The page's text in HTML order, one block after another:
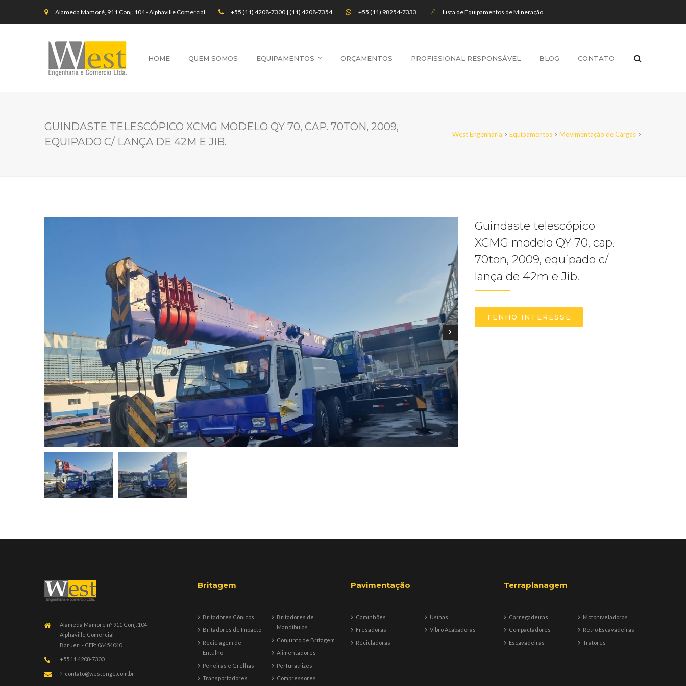
Alameda Mamoré, 911 Conj. 104 - Alphaville Comercial +55 (11) 4208-7300 | (11) 4208-7354 +55 (11) 98254-7333 Lista de Equipamentos de Mineração
HOME QUEM SOMOS EQUIPAMENTOS ORÇAMENTOS PROFISSIONAL RESPONSÁVEL BLOG CONTATO
GUINDASTE TELESCÓPICO XCMG MODELO QY 70, CAP. 70TON, 2009,
EQUIPADO C/ LANÇA DE 42M E JIB.
West Engenharia > Equipamentos > Movimentação de Cargas >
Guindaste telescópico
XCMG modelo QY 70, cap.
70ton, 2009, equipado c/
lança de 42m e Jib.
TENHO INTERESSE
Alameda Mamoré nº 911 Conj. 104
Alphaville Comercial
Barueri - CEP: 06454040
+55 11 4208-7300
contato@westenge.com.br
Britagem
Britadores Cônicos
Britadores de Impacto
Reciclagem de
Entulho
Peneiras e Grelhas
Transportadores
Britadores de
Mandíbulas
Conjunto de Britagem
Alimentadores
Perfuratrizes
Compressores
Pavimentação
Caminhões
Fresadoras
Recicladoras
Usinas
Vibro Acabadoras
Terraplanagem
Carregadeiras
Compactadores
Escavadeiras
Motoniveladoras
Retro Escavadeiras
Tratores